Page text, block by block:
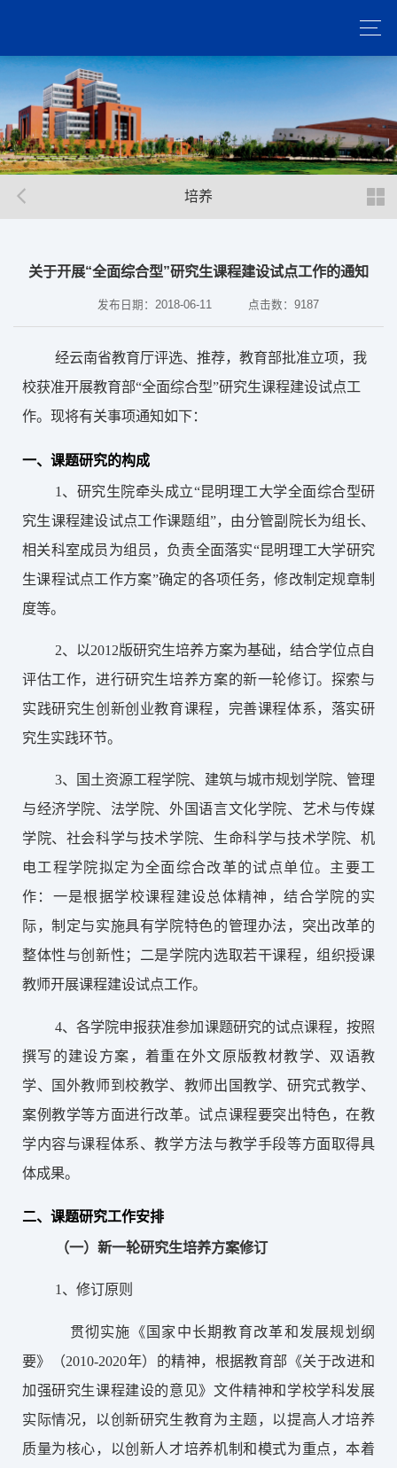
培养
关于开展“全面综合型”研究生课程建设试点工作的通知
发布日期：2018-06-11 点击数：9187
经云南省教育厅评选、推荐，教育部批准立项，我
校获准开展教育部“全面综合型”研究生课程建设试点工
作。现将有关事项通知如下：
一、课题研究的构成
1、研究生院牵头成立“昆明理工大学全面综合型研
究生课程建设试点工作课题组”，由分管副院长为组长、
相关科室成员为组员，负责全面落实“昆明理工大学研究
生课程试点工作方案”确定的各项任务，修改制定规章制
度等。
2、 以2012版研究生培养方案为基础，结合学位点自
评估工作，进行研究生培养方案的新一轮修订。探索与
实践研究生创新创业教育课程，完善课程体系，落实研
究生实践环节。
3、国土资源工程学院、建筑与城市规划 学院、管理
与经济学院、法学院、外国语言文化学院、艺术与传媒
学院、社会科学与技术学院、生命科学与技术学院、机
电工程学院拟定为全面综合改革的试点单位。主要工
作：一是根据学校课程建设总体精神，结合学院的实
际，制定与实施具有学院特色的管理办法，突出改革的
整体性与创新性；二是学院内选取若干课程，组织授课
教师开展课程建设试点工作。
4、各学院申报获准参加课题研究的试点课程，按照
撰写的建设方案，着重在外文原版教材教学、双语教
学、国外教师到校教学、教师出国教学、研究式教学、
案例教学等方面进行改革。试点课程要突出特色，在教
学内容与课程体系、教学方法与教学手段等方面取得具
体成果。
二、课题研究工作安排
（一）新一轮研究生培养方案修订
1、修订原则
贯彻实施《国家中长期教育改革和发展规划纲
要》（2010-2020年）的精神，根据教育部《关于改进和
加强研究生课程建设的意见》文件精神和学校学科发展
实际情况，以创新研究生教育为主题，以提高人才培养
质量为核心，以创新人才培养机制和模式为重点，本着